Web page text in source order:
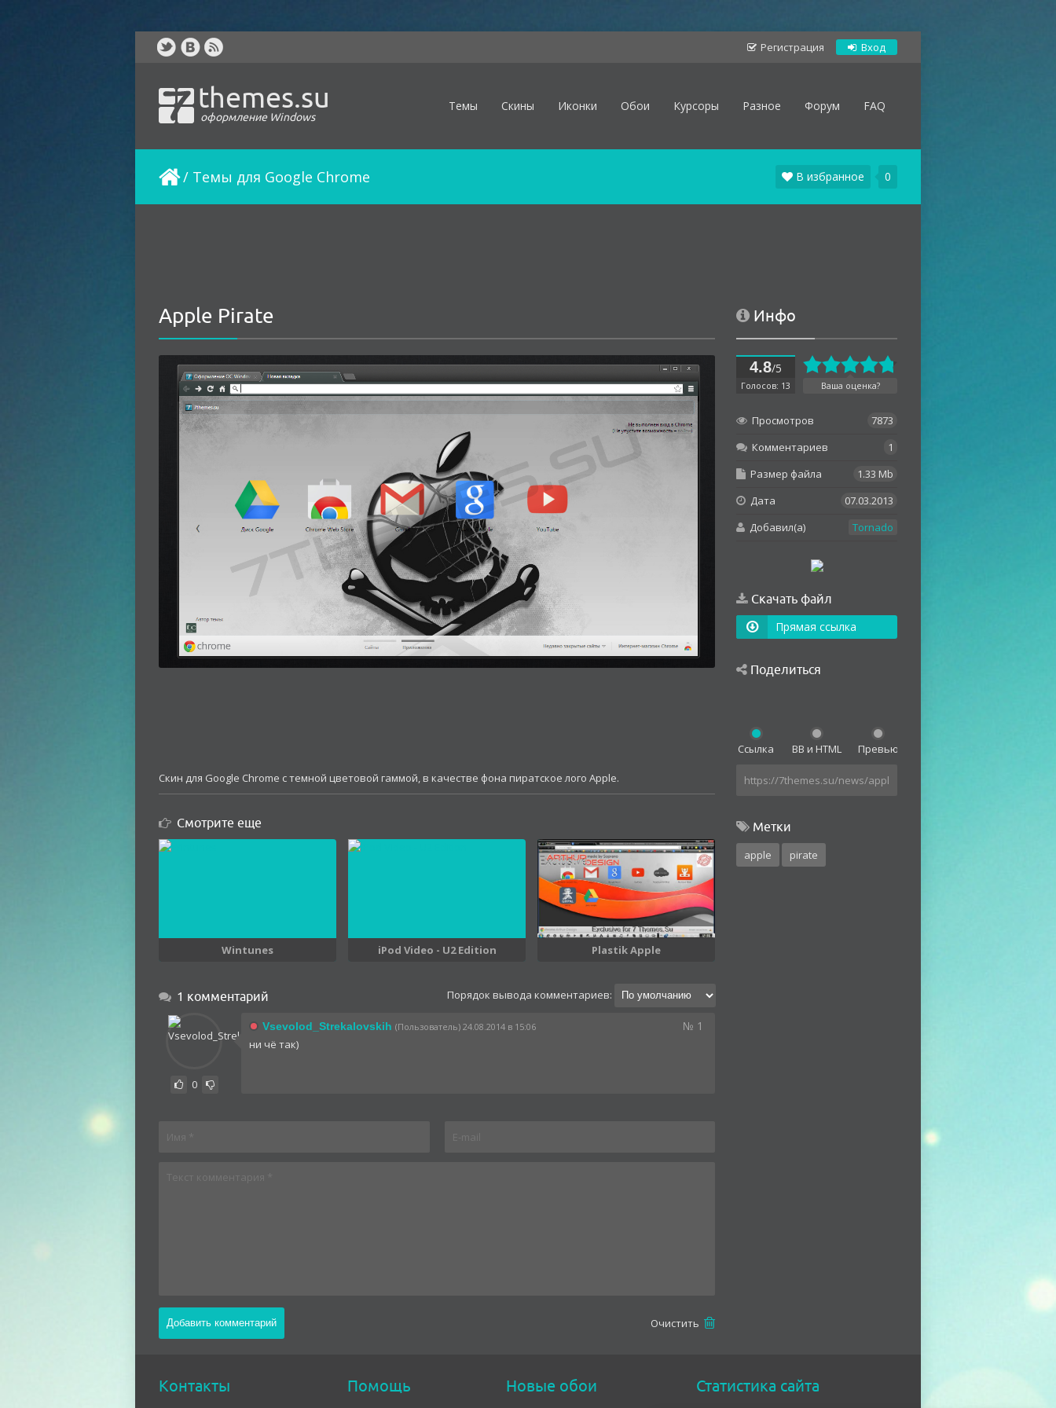
Регистрация Вход
themes.su
оформление Windows
Темы Скины Иконки Обои Курсоры Разное Форум FAQ
/ Темы для Google Chrome 0
В избранное
Apple Pirate
Скин для Google Chrome с темной цветовой гаммой, в качестве фона пиратское лого Apple.
Смотрите еще
Wintunes iPod Video - U2 Edition Plastik Apple
1 комментарий Порядок вывода комментариев:
0
Vsevolod_Strekalovskih (Пользователь) 24.08.2014 в 15:06 № 1
ни чё так)
Oчистить
Инфо
4.8/5
Голосов: 13 Ваша оценка?
Просмотров
7873
Комментариев
1
Размер файла
1.33 Mb
Дата
07.03.2013
Добавил(а)
Tornado
Скачать файл
Прямая ссылка
Поделиться
Ссылка BB и HTML Превью
Метки
apple pirate
Контакты Помощь Новые обои Статистика сайта